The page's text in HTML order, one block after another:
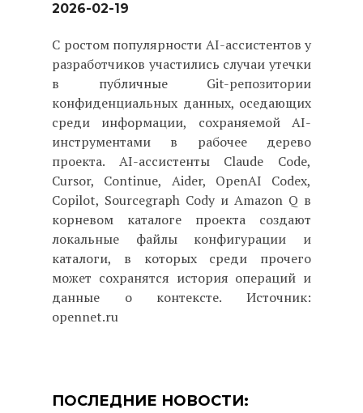
2026-02-19
С ростом популярности AI-ассистентов у
разработчиков участились случаи утечки
в публичные Git-репозитории
конфиденциальных данных, оседающих
среди информации, сохраняемой AI-
инструментами в рабочее дерево
проекта. AI-ассистенты Claude Code,
Cursor, Continue, Aider, OpenAI Codex,
Copilot, Sourcegraph Cody и Amazon Q в
корневом каталоге проекта создают
локальные файлы конфигурации и
каталоги, в которых среди прочего
может сохранятся история операций и
данные о контексте. Источник:
opennet.ru
ПОСЛЕДНИЕ НОВОСТИ: